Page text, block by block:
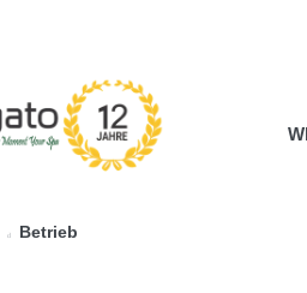
Betrieb